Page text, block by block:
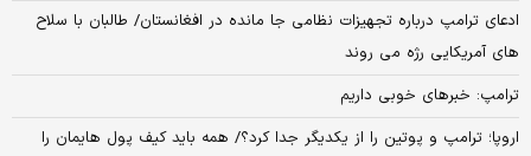
ادعای ترامپ درباره تجهیزات نظامی جا مانده در افغانستان/ طالبان با سلاح
های آمریکایی رژه می روند
ترامپ: خبرهای خوبی داریم
اروپا؛ ترامپ و پوتین را از یکدیگر جدا کرد؟/ همه باید کیف پول هایمان را